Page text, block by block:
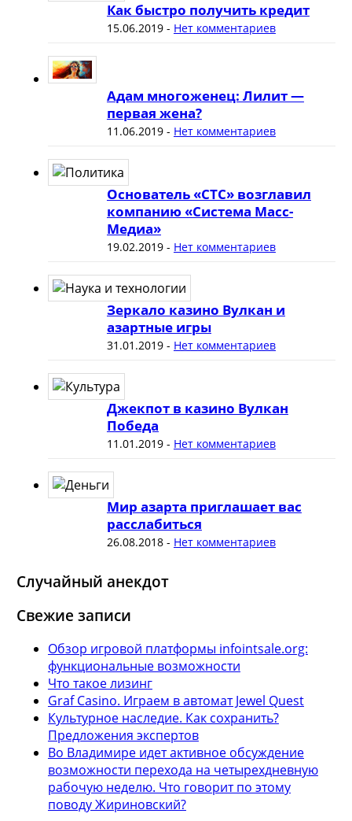
Как быстро получить кредит
15.06.2019- Нет комментариев
Адам многоженец: Лилит —
первая жена?
11.06.2019- Нет комментариев
Основатель «СТС» возглавил
компанию «Система Масс-
Медиа»
19.02.2019- Нет комментариев
Зеркало казино Вулкан и
азартные игры
31.01.2019- Нет комментариев
Джекпот в казино Вулкан
Победа
11.01.2019- Нет комментариев
Мир азарта приглашает вас
расслабиться
26.08.2018- Нет комментариев
Случайный анекдот
Свежие записи
Обзор игровой платформы infointsale.org:
функциональные возможности
Что такое лизинг
Graf Casino. Играем в автомат Jewel Quest
Культурное наследие. Как сохранить?
Предложения экспертов
Во Владимире идет активное обсуждение
возможности перехода на четырехдневную
рабочую неделю. Что говорит по этому
поводу Жириновский?